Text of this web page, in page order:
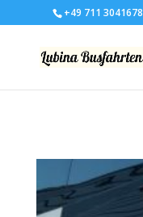
+49 711 3041678